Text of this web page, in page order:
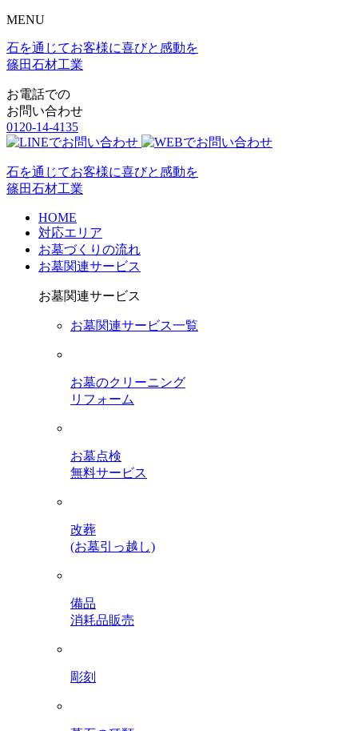
MENU
石を通じてお客様に喜びと感動を
篠田石材工業
お電話での
お問い合わせ
0120-14-4135
石を通じてお客様に喜びと感動を
篠田石材工業
HOME
対応エリア
お墓づくりの流れ
お墓関連サービス
お墓関連サービス
お墓関連サービス一覧
お墓のクリーニング
リフォーム
お墓点検
無料サービス
改葬
(お墓引っ越し)
備品
消耗品販売
彫刻